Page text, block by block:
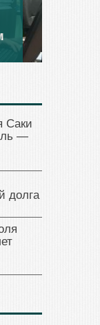
Саки
—
долга